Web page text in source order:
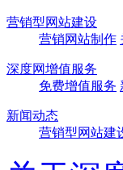
营销型网站建设
营销网站制作
深度网增值服务
免费增值服务
新闻动态
营销型网站建